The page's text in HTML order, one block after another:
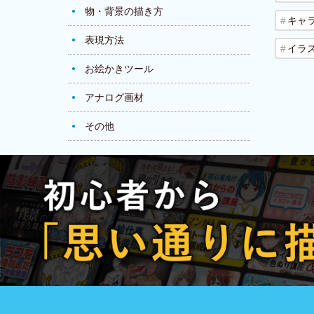
物・背景の描き方
表現方法
お絵かきツール
アナログ画材
その他
キャ
イラ